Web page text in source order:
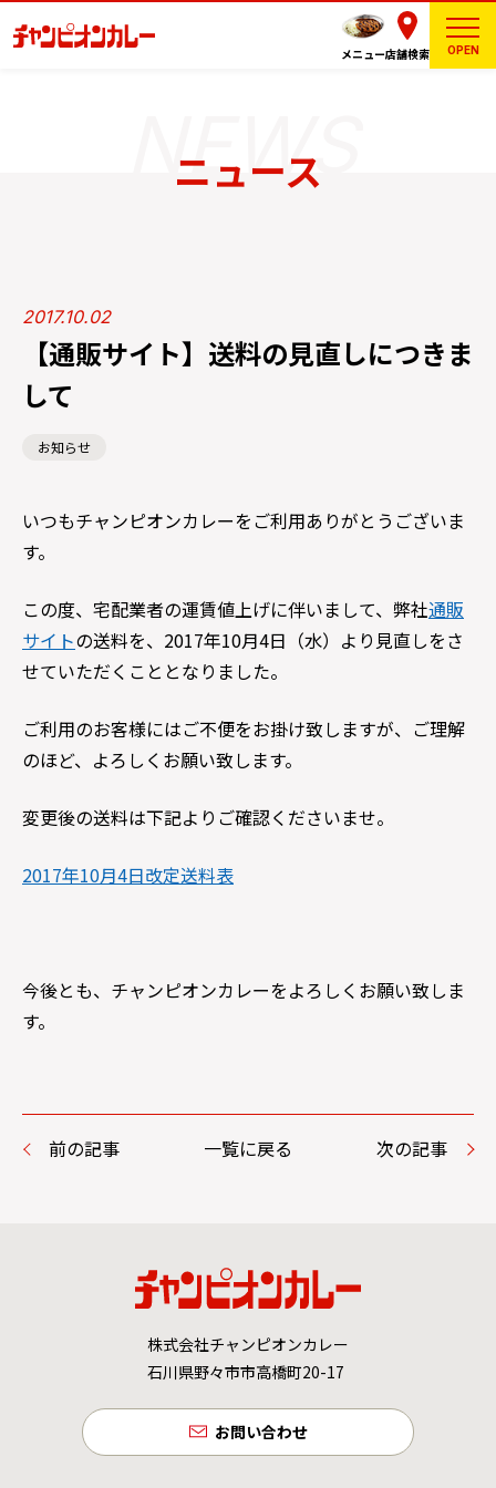
メニュー店舗検索 OPEN
ニュース
2017.10.02
【通販サイト】送料の見直しにつきま
して
お知らせ
いつもチャンピオンカレーをご利用ありがとうございま
す。
この度、宅配業者の運賃値上げに伴いまして、弊社通販
サイトの送料を、2017年10月4日（水）より見直しをさ
せていただくこととなりました。
ご利用のお客様にはご不便をお掛け致しますが、ご理解
のほど、よろしくお願い致します。
変更後の送料は下記よりご確認くださいませ。
2017年10月4日改定送料表
今後とも、チャンピオンカレーをよろしくお願い致しま
す。
前の記事 一覧に戻る 次の記事
株式会社チャンピオンカレー
石川県野々市市高橋町20-17
お問い合わせ